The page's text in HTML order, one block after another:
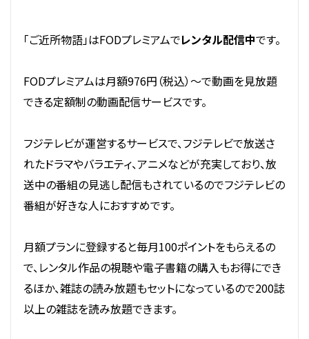
「ご近所物語」はFODプレミアムでレンタル配信中です。
FODプレミアムは月額976円（税込）～で動画を見放題
できる定額制の動画配信サービスです。
フジテレビが運営するサービスで、フジテレビで放送さ
れたドラマやバラエティ、アニメなどが充実しており、放
送中の番組の見逃し配信もされているのでフジテレビの
番組が好きな人におすすめです。
月額プランに登録すると毎月100ポイントをもらえるの
で、レンタル作品の視聴や電子書籍の購入もお得にでき
るほか、雑誌の読み放題もセットになっているので200誌
以上の雑誌を読み放題できます。